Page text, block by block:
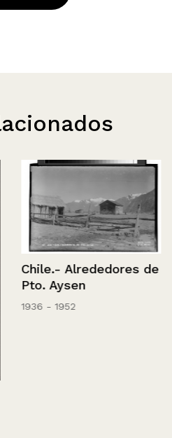
Chile.- Alrededores de
Pto. Aysen
1936 - 1952